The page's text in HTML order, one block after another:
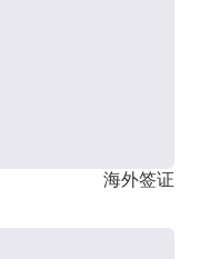
海外签证